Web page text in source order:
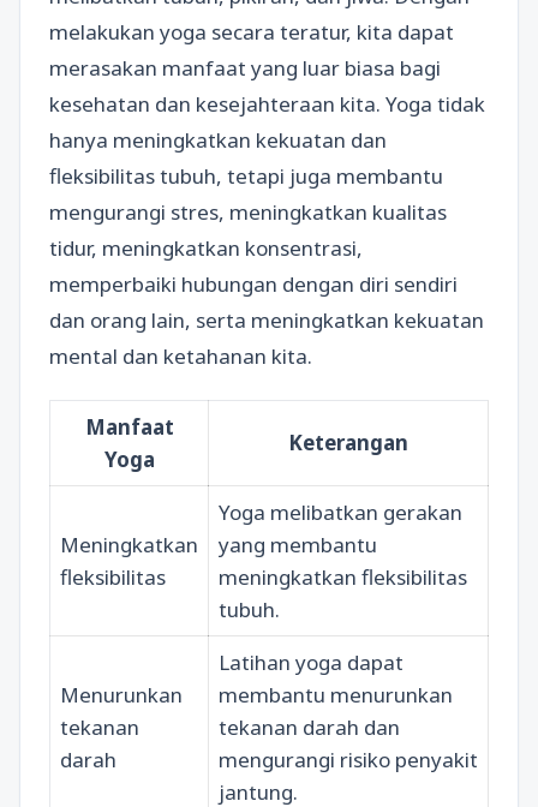
melakukan yoga secara teratur, kita dapat
merasakan manfaat yang luar biasa bagi
kesehatan dan kesejahteraan kita. Yoga tidak
hanya meningkatkan kekuatan dan
fleksibilitas tubuh, tetapi juga membantu
mengurangi stres, meningkatkan kualitas
tidur, meningkatkan konsentrasi,
memperbaiki hubungan dengan diri sendiri
dan orang lain, serta meningkatkan kekuatan
mental dan ketahanan kita.
Manfaat
Yoga
Keterangan
Meningkatkan
fleksibilitas
Yoga melibatkan gerakan
yang membantu
meningkatkan fleksibilitas
tubuh.
Menurunkan
tekanan
darah
Latihan yoga dapat
membantu menurunkan
tekanan darah dan
mengurangi risiko penyakit
jantung.